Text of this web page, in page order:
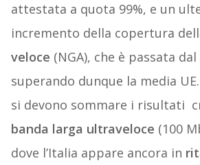
attestata a quota 99%, e un
incremento della copertura
veloce (NGA), che è passata dal
superando dunque la media
si devono sommare i risultati
banda larga ultraveloce (100
dove l’Italia appare ancora in